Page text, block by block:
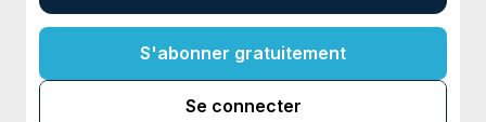
S'abonner gratuitement
Se connecter